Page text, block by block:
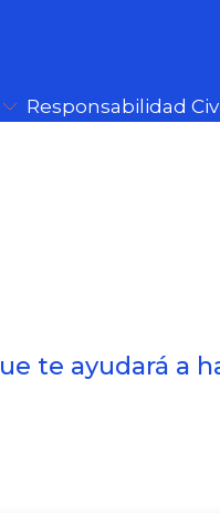
Responsabilidad
te ayudará a